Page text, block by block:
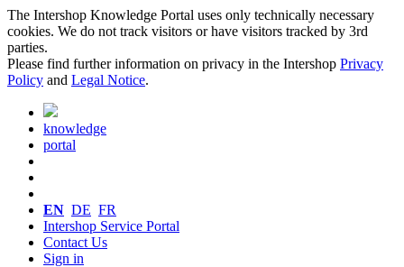
The Intershop Knowledge Portal uses only technically necessary
cookies. We do not track visitors or have visitors tracked by 3rd
parties.
Please find further information on privacy in the Intershop Privacy
Policy and Legal Notice.
knowledge
portal
EN DE FR
Intershop Service Portal
Contact Us
Sign in